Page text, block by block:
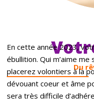
Du
En cette année 2023,
ébullition. Qui m’aime
placerez volontiers à la
dévouant coeur et âme
sera très difficile